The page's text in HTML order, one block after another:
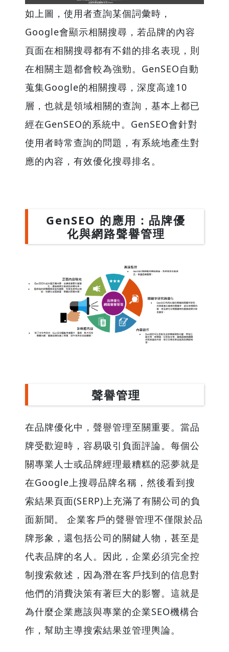
如上圖，使用者查詢某個詞彙時，
Google會顯示相關搜尋，若品牌的內容
頁面在相關搜尋都有不錯的排名表現，則
在相關主題都會較為強勁。GenSEO自動
蒐集Google的相關搜尋，深度高達10
層，也就是領域相關的查詢，基本上都已
經在GenSEO的系統中。GenSEO會針對
使用者時常查詢的問題，有系統地產生對
應的內容，有效優化搜尋排名。
GenSEO 的應用：品牌優
化與網路聲譽管理
聲譽管理
在品牌優化中，聲譽管理至關重要。當品
牌受歡迎時，容易吸引負面評論。每個公
關專業人士或品牌經理最糟糕的惡夢就是
在Google上搜尋品牌名稱，然後看到搜
索結果頁面(SERP)上充滿了有關公司的負
面新聞。 企業客戶的聲譽管理不僅限於品
牌形象，還包括公司的關鍵人物，甚至是
代表品牌的名人。因此，企業必須完全控
制搜索敘述，因為潛在客戶找到的信息對
他們的消費決策有著巨大的影響。這就是
為什麼企業應該與專業的企業SEO機構合
作，幫助主導搜索結果並管理輿論。